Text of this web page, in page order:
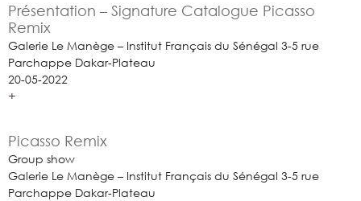
Présentation – Signature Catalogue Picasso
Remix
Galerie Le Manège – Institut Français du Sénégal 3-5 rue
Parchappe Dakar-Plateau
20-05-2022
+
Picasso Remix
Group show
Galerie Le Manège – Institut Français du Sénégal 3-5 rue
Parchappe Dakar-Plateau